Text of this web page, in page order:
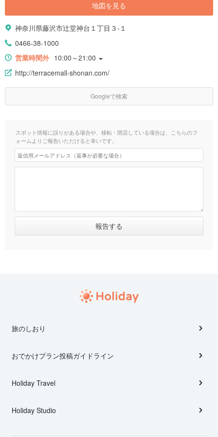
地図を見る
神奈川県藤沢市辻堂神台１丁目３-１
0466-38-1000
営業時間外 10:00～21:00
http://terracemall-shonan.com/
Googleで検索
スポット情報に誤りがある場合や、移転・閉店している場合は、こちらのフ
ォームよりご報告いただけると幸いです。
旅のしおり
おでかけプラン投稿ガイドライン
Holiday Travel
Holiday Studio